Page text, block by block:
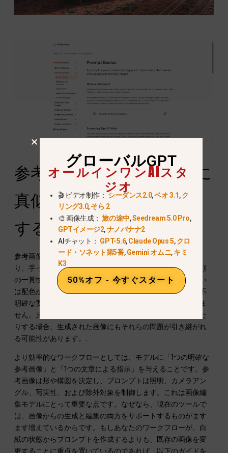
参考画像を、ただ盲目的に
真似するのではなく活用
する
参考画像は、構造を確立するために活用するのが最適であ
り、手っ取り早い解決策として使うべきではありません。顔
の一貫性、製品の形状、部屋のレイアウト、ポーズ、あるい
は配色が必要な場合にのみ、それらを活用してください。不
明確な要件を参考画像だけで解決できると期待してはいけま
せん。元の画像の照明が不適切だったり構図が不自然だった
りする場合、生成された画像にもそれらの問題が引き継がれ
る可能性があります。.
より効率的なワークフローとしては、モデルに「1つの明確な
参考画像」と「1つの文章による指示」を与えることです。参
考画像は形や構図を決定し、プロンプトは照明、カメラアン
グル、写実性、および除外対象を制御します。これは画像編
集モデルにとって重要な点です。なぜなら、現在のツールで
は、画像からの生成と編集の両方をサポートするものがます
ます増えているからです。もしあなたのワークフローが、白
紙の状態からプロンプトを作成するよりも、既存の画像を変
更することに重点を置いているのであれば、以下のガイドを
グローバルGPT
オールインワンAIスタ
ジオ
🎬 ビデオ制作：シーダンス2.0,ベオ 3.1,ク
リング3.0,そら 2
🎨 画像生成：旅の途中,Seedream 5.0 Pro,
GPTイメージ2,ナノバナナ2
AIチャット： GPT-5.6,Claude Opus 5,クロ
ード・ソネット第5番,Gemini オムニ,キミ
K3
50%オフ - 今すぐスタート